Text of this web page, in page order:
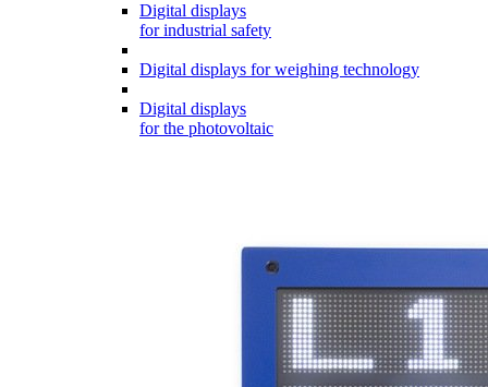
Digital displays
for industrial safety
Digital displays for weighing technology
Digital displays
for the photovoltaic